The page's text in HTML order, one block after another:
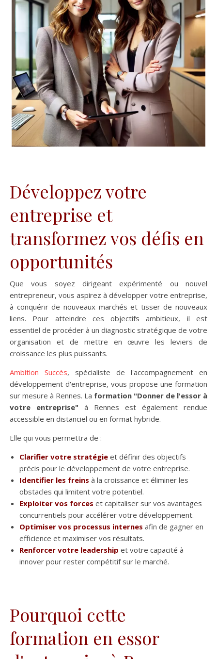
Développez votre
entreprise et
transformez vos défis en
opportunités
Que vous soyez dirigeant expérimenté ou nouvel
entrepreneur, vous aspirez à développer votre entreprise,
à conquérir de nouveaux marchés et tisser de nouveaux
liens. Pour atteindre ces objectifs ambitieux, il est
essentiel de procéder à un diagnostic stratégique de votre
organisation et de mettre en œuvre les leviers de
croissance les plus puissants.
Ambition Succès, spécialiste de l'accompagnement en
développement d'entreprise, vous propose une formation
sur mesure à Rennes. La formation "Donner de l'essor à
votre entreprise" à Rennes est également rendue
accessible en distanciel ou en format hybride.
Elle qui vous permettra de :
Clarifier votre stratégie et définir des objectifs
précis pour le développement de votre entreprise.
Identifier les freins à la croissance et éliminer les
obstacles qui limitent votre potentiel.
Exploiter vos forces et capitaliser sur vos avantages
concurrentiels pour accélérer votre développement.
Optimiser vos processus internes afin de gagner en
efficience et maximiser vos résultats.
Renforcer votre leadership et votre capacité à
innover pour rester compétitif sur le marché.
Pourquoi cette
formation en essor